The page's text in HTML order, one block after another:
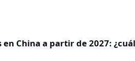
China a partir de 2027: